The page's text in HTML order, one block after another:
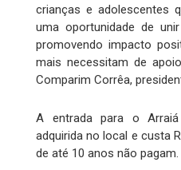
crianças e adolescentes
uma oportunidade de
promovendo impacto
mais necessitam de
Comparim Corrêa,
A entrada para o
adquirida no local e custa
de até 10 anos não pagam.